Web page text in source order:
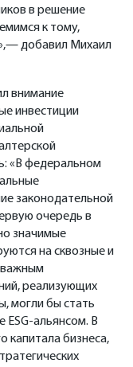
в решение
к тому,
добавил Михаил
внимание
инвестиции
«В федеральном
законодательной
очередь в
значимые
на сквозные и
важным
реализующих
могли бы стать
ESG-альянсом. В
капитала бизнеса,